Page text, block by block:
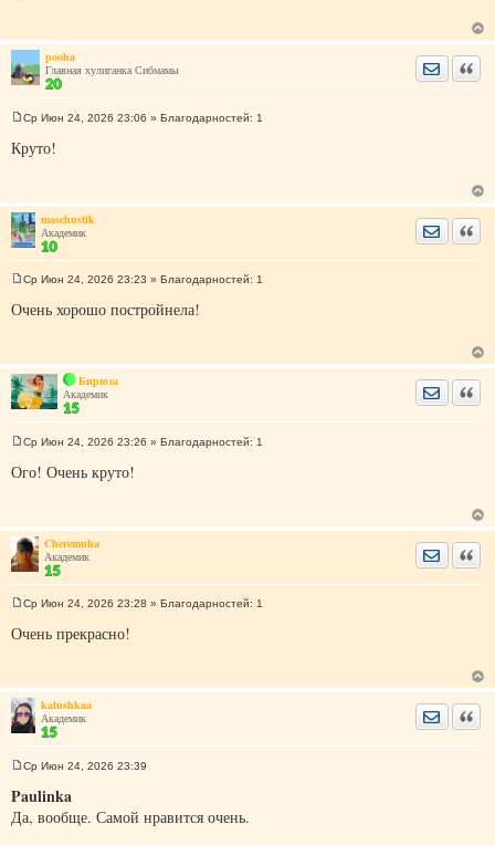
н
е
pooha
Главная хулиганка Сибмамы
о
н
и
е
Ср Июн 24, 2026 23:06 » Благодарностей: 1
Круто!
maschustik
Академик
о
н
и
е
Ср Июн 24, 2026 23:23 » Благодарностей: 1
Очень хорошо постройнела!
Бирюза
Академик
о
н
и
е
Ср Июн 24, 2026 23:26 » Благодарностей: 1
Ого! Очень круто!
Cheremuha
Академик
о
н
и
е
Ср Июн 24, 2026 23:28 » Благодарностей: 1
Очень прекрасно!
katushkaa
Академик
о
б
щ
Ср Июн 24, 2026 23:39
Paulinka
Да, вообще. Самой нравится очень.